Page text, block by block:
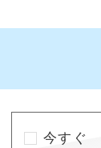
今すぐ